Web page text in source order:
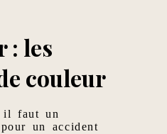
: les
couleur
il faut un
un accident